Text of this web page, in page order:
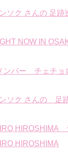
ソク さんの 足
NOW IN
ンバー チェチ
ンソク さんの
HIROSHIMA
HIROSHIMA